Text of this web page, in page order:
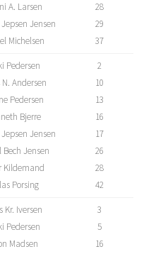
A. Larsen
Jensen
Michelsen
28
29
37
Pedersen
Andersen
Pedersen
Bjerre
Jensen
Bech Jensen
Kildemand
Porsing
2
10
13
16
17
26
28
42
Kr. Iversen
Pedersen
Madsen
3
5
16